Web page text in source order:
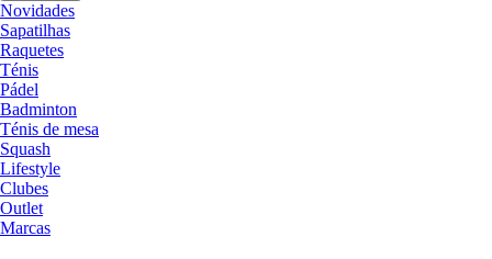
Novidades
Sapatilhas
Raquetes
Ténis
Pádel
Badminton
Ténis de mesa
Squash
Lifestyle
Clubes
Outlet
Marcas